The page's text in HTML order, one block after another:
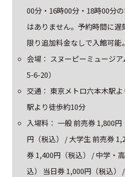
00分・16時00分・18時00分
はありません。予約時間に
限り追加料金なしで入館可能。
会場： スヌーピーミュージ
5-6-20）
交通： 東京メトロ六本木駅
駅より徒歩約10分
入場料： 一般 前売券 1,800
円（税込） / 大学生 前売券
券 1,400円（税込） / 中学・
込） 当日券 1,000円（税込）